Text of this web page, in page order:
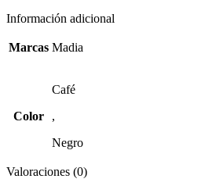
Información adicional
Marcas Madia
Color
Café
,
Negro
Valoraciones (0)